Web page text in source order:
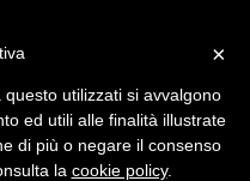
per errore.
×
utilizzati si avvalgono
ed utili alle finalità illustrate
di più o negare il consenso
la cookie policy.